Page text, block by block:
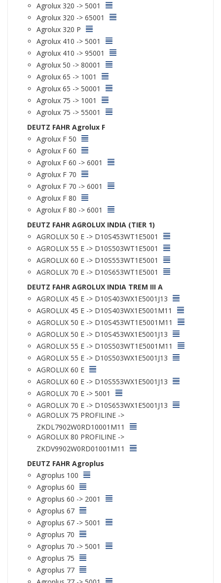
Agrolux 320 -> 5001
Agrolux 320 -> 65001
Agrolux 320 P
Agrolux 410 -> 5001
Agrolux 410 -> 95001
Agrolux 50 -> 80001
Agrolux 65 -> 1001
Agrolux 65 -> 50001
Agrolux 75 -> 1001
Agrolux 75 -> 55001
DEUTZ FAHR Agrolux F
Agrolux F 50
Agrolux F 60
Agrolux F 60 -> 6001
Agrolux F 70
Agrolux F 70 -> 6001
Agrolux F 80
Agrolux F 80 -> 6001
DEUTZ FAHR AGROLUX INDIA (TIER 1)
AGROLUX 50 E -> D10S453WT1E5001
AGROLUX 55 E -> D10S503WT1E5001
AGROLUX 60 E -> D10S553WT1E5001
AGROLUX 70 E -> D10S653WT1E5001
DEUTZ FAHR AGROLUX INDIA TREM III A
AGROLUX 45 E -> D10S403WX1E5001J13
AGROLUX 45 E -> D10S403WX1E5001M11
AGROLUX 50 E -> D10S453WT1E5001M11
AGROLUX 50 E -> D10S453WX1E5001J13
AGROLUX 55 E -> D10S503WT1E5001M11
AGROLUX 55 E -> D10S503WX1E5001J13
AGROLUX 60 E
AGROLUX 60 E -> D10S553WX1E5001J13
AGROLUX 70 E -> 5001
AGROLUX 70 E -> D10S653WX1E5001J13
AGROLUX 75 PROFILINE ->
ZKDL7902W0RD10001M11
AGROLUX 80 PROFILINE ->
ZKDV9902W0RD01001M11
DEUTZ FAHR Agroplus
Agroplus 100
Agroplus 60
Agroplus 60 -> 2001
Agroplus 67
Agroplus 67 -> 5001
Agroplus 70
Agroplus 70 -> 5001
Agroplus 75
Agroplus 77